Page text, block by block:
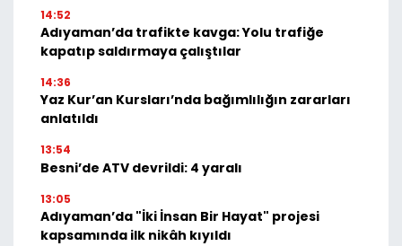
14:52
Adıyaman’da trafikte kavga: Yolu trafiğe
kapatıp saldırmaya çalıştılar
14:36
Yaz Kur’an Kursları’nda bağımlılığın zararları
anlatıldı
13:54
Besni’de ATV devrildi: 4 yaralı
13:05
Adıyaman’da "İki İnsan Bir Hayat" projesi
kapsamında ilk nikâh kıyıldı